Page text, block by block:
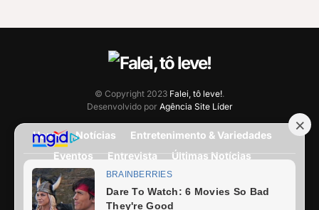
© Copyright 2023 Falei, tô leve!.
Desenvolvido por Agência Site Líder
Home Notícias
Entretenimento & Variedades
Eventos
Entrevista
Últimas Notícias
Anuncie Aqui
Expediente
Termos e condições